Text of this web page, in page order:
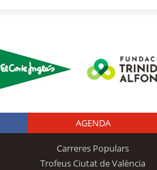
Logo Fundación
AGENDA
Carreres Populars
Trofeus Ciutat de València